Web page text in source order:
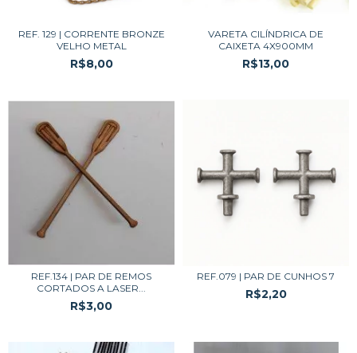
REF. 129 | CORRENTE BRONZE
VELHO METAL
R$8,00
VARETA CILÍNDRICA DE
CAIXETA 4X900MM
R$13,00
REF.134 | PAR DE REMOS
CORTADOS A LASER...
R$3,00
REF.079 | PAR DE CUNHOS 7
R$2,20